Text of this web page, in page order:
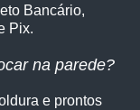
Bancário,
Pix.
na parede?
e prontos